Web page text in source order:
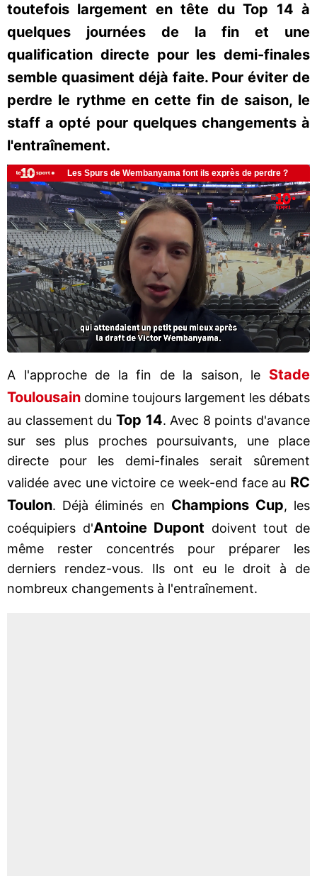
toutefois largement en tête du Top 14 à
quelques journées de la fin et une
qualification directe pour les demi-finales
semble quasiment déjà faite. Pour éviter de
perdre le rythme en cette fin de saison, le
staff a opté pour quelques changements à
l'entraînement.
A l'approche de la fin de la saison, le Stade
Toulousain domine toujours largement les débats
au classement du Top 14. Avec 8 points d'avance
sur ses plus proches poursuivants, une place
directe pour les demi-finales serait sûrement
validée avec une victoire ce week-end face au RC
Toulon. Déjà éliminés en Champions Cup, les
coéquipiers d'Antoine Dupont doivent tout de
même rester concentrés pour préparer les
derniers rendez-vous. Ils ont eu le droit à de
nombreux changements à l'entraînement.